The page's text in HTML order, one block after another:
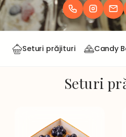
Seturi prăjituri Candy
Seturi